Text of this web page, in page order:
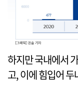
하지만 국내에서
고, 이에 힘입어